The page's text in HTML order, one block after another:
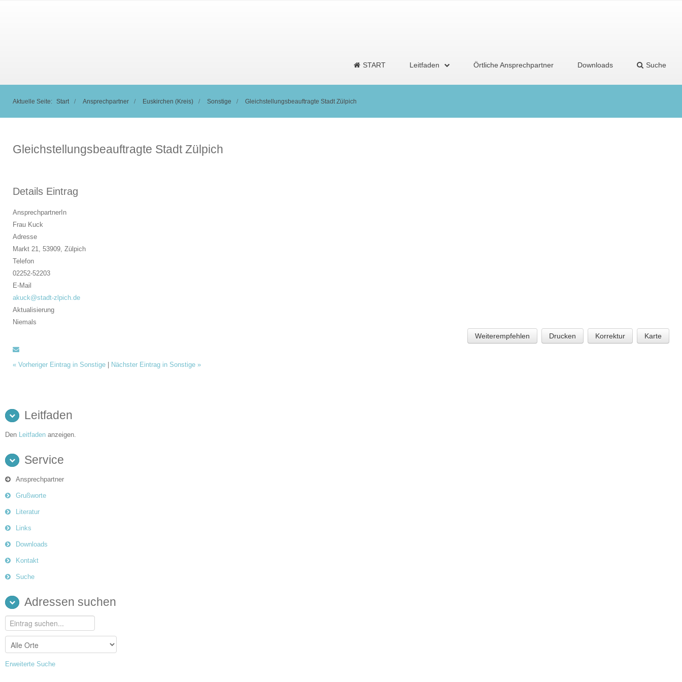
START Leitfaden Örtliche Ansprechpartner Downloads Suche
Aktuelle Seite: Start Ansprechpartner Euskirchen (Kreis) Sonstige Gleichstellungsbeauftragte Stadt Zülpich
Gleichstellungsbeauftragte Stadt Zülpich
Details Eintrag
AnsprechpartnerIn
Frau Kuck
Adresse
Markt 21, 53909, Zülpich
Telefon
02252-52203
E-Mail
akuck@stadt-zlpich.de
Aktualisierung
Niemals
Weiterempfehlen Drucken Korrektur Karte
« Vorheriger Eintrag in Sonstige | Nächster Eintrag in Sonstige »
Leitfaden
Den Leitfaden anzeigen.
Service
Ansprechpartner
Grußworte
Literatur
Links
Downloads
Kontakt
Suche
Adressen suchen
Erweiterte Suche